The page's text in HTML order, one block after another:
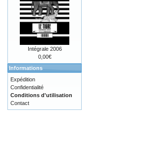
Intégrale 2006
0,00€
Informations
Expédition
Confidentialité
Conditions d'utilisation
Contact